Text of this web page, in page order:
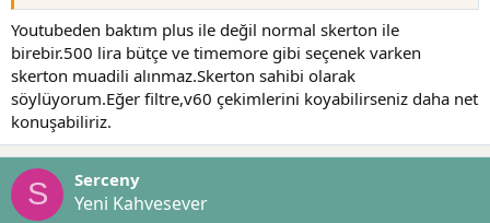
Youtubeden baktım plus ile değil normal skerton ile
birebir.500 lira bütçe ve timemore gibi seçenek varken
skerton muadili alınmaz.Skerton sahibi olarak
söylüyorum.Eğer filtre,v60 çekimlerini koyabilirseniz daha net
konuşabiliriz.
S Serceny
Yeni Kahvesever